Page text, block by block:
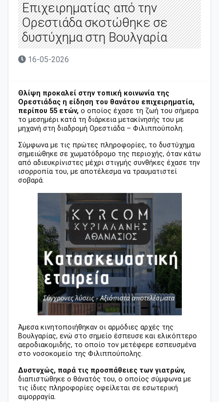
Επιχειρηματίας από την
Ορεστιάδα σκοτώθηκε σε
δυστύχημα στη Βουλγαρία
16-05-2026
Θλίψη προκαλεί στην τοπική κοινωνία της
Ορεστιάδας η είδηση του θανάτου επιχειρηματία,
περίπου 55 ετών, ο οποίος έχασε τη ζωή του σήμερα
το μεσημέρι κατά τη διάρκεια μετακίνησής του με
μηχανή στη διαδρομή Ορεστιάδα – Φιλιππούπολη.
Σύμφωνα με τις πρώτες πληροφορίες, το δυστύχημα
σημειώθηκε σε χωματόδρομο της περιοχής, όταν κάτω
από αδιευκρίνιστες μέχρι στιγμής συνθήκες έχασε την
ισορροπία του, με αποτέλεσμα να τραυματιστεί
σοβαρά.
Άμεσα κινητοποιήθηκαν οι αρμόδιες αρχές της
Βουλγαρίας, ενώ στο σημείο έσπευσε και ελικόπτερο
αεροδιακομιδής, το οποίο τον μετέφερε εσπευσμένα
στο νοσοκομείο της Φιλιππούπολης.
Δυστυχώς, παρά τις προσπάθειες των γιατρών,
διαπιστώθηκε ο θάνατός του, ο οποίος σύμφωνα με
τις ίδιες πληροφορίες οφείλεται σε εσωτερική
αιμορραγία.